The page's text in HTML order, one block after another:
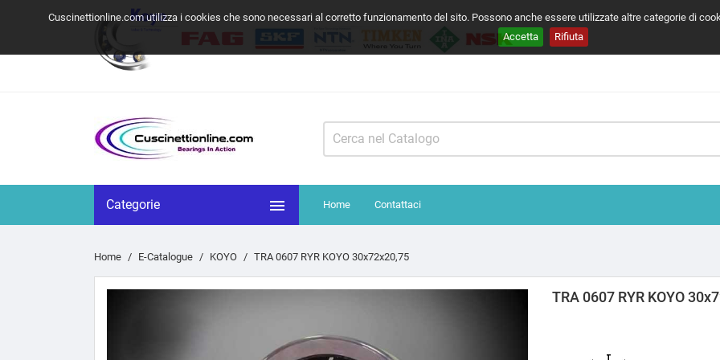
Cuscinettionline.com utilizza i cookies che sono necessari al corretto funzionamento del sito. Possono anche essere utilizzate altre categorie di
Accetta
Rifiuta
Categorie  Home Contattaci
Home E-Catalogue KOYO TRA 0607 RYR KOYO 30x72x20,75
TRA 0607 RYR KOYO